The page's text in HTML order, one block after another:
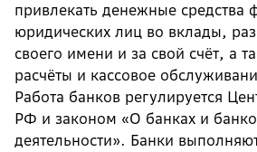
привлекать денежные средства
юридических лиц во вклады,
своего имени и за свой счёт, а
расчёты и кассовое
Работа банков регулируется
РФ и законом «О банках и
деятельности». Банки